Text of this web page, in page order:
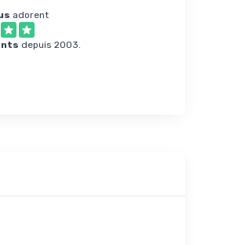
adorent
depuis 2003.